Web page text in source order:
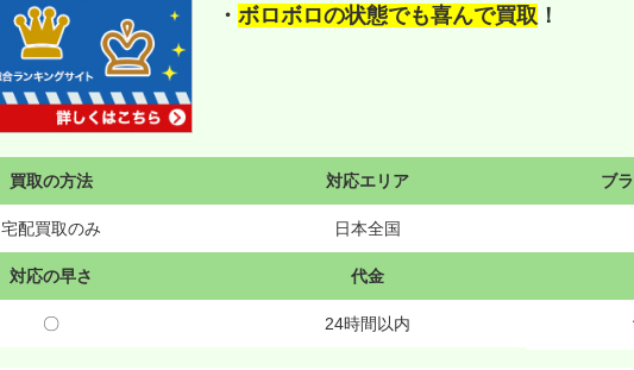
・ボロボロの状態でも喜んで買取 ！
買取の方法
宅配買取のみ
対応エリア
日本全国
ブ
対応の早さ
〇
代金
24時間以内